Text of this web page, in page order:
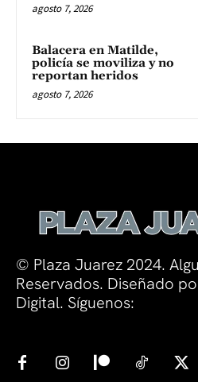
agosto 7, 2026
Balacera en Matilde,
policía se moviliza y no
reportan heridos
agosto 7, 2026
© Plaza Juarez 2024.
Reservados. Diseñado
Digital. Síguenos: